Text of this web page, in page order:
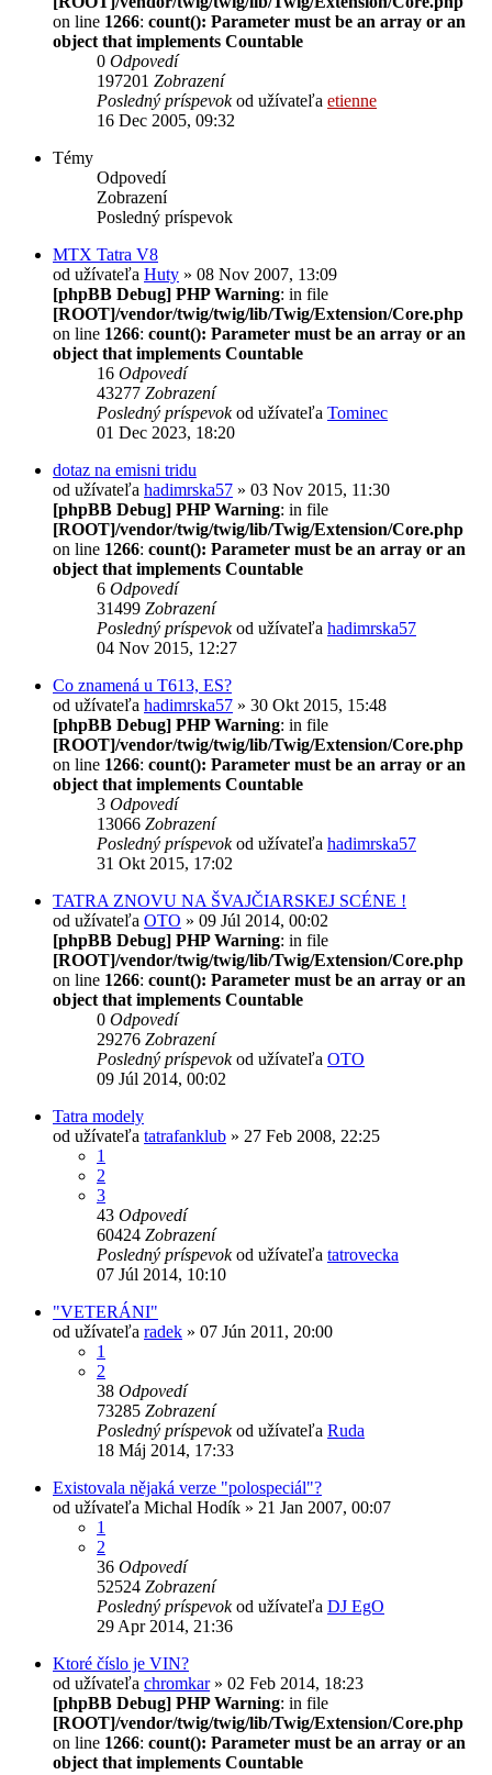
on line 1266: count(): Parameter must be an array or an
object that implements Countable
0 Odpovedí
197201 Zobrazení
Posledný príspevokod užívateľa etienne
16 Dec 2005, 09:32
Témy
Odpovedí
Zobrazení
Posledný príspevok
MTX Tatra V8
od užívateľa Huty » 08 Nov 2007, 13:09
[phpBB Debug] PHP Warning: in file
[ROOT]/vendor/twig/twig/lib/Twig/Extension/Core.php
on line 1266: count(): Parameter must be an array or an
object that implements Countable
16 Odpovedí
43277 Zobrazení
Posledný príspevokod užívateľa Tominec
01 Dec 2023, 18:20
dotaz na emisni tridu
od užívateľa hadimrska57 » 03 Nov 2015, 11:30
[phpBB Debug] PHP Warning: in file
[ROOT]/vendor/twig/twig/lib/Twig/Extension/Core.php
on line 1266: count(): Parameter must be an array or an
object that implements Countable
6 Odpovedí
31499 Zobrazení
Posledný príspevokod užívateľa hadimrska57
04 Nov 2015, 12:27
Co znamená u T613, ES?
od užívateľa hadimrska57 » 30 Okt 2015, 15:48
[phpBB Debug] PHP Warning: in file
[ROOT]/vendor/twig/twig/lib/Twig/Extension/Core.php
on line 1266: count(): Parameter must be an array or an
object that implements Countable
3 Odpovedí
13066 Zobrazení
Posledný príspevokod užívateľa hadimrska57
31 Okt 2015, 17:02
TATRA ZNOVU NA ŠVAJČIARSKEJ SCÉNE !
od užívateľa OTO » 09 Júl 2014, 00:02
[phpBB Debug] PHP Warning: in file
[ROOT]/vendor/twig/twig/lib/Twig/Extension/Core.php
on line 1266: count(): Parameter must be an array or an
object that implements Countable
0 Odpovedí
29276 Zobrazení
Posledný príspevokod užívateľa OTO
09 Júl 2014, 00:02
Tatra modely
od užívateľa tatrafanklub » 27 Feb 2008, 22:25
1
2
3
43 Odpovedí
60424 Zobrazení
Posledný príspevokod užívateľa tatrovecka
07 Júl 2014, 10:10
"VETERÁNI"
od užívateľa radek » 07 Jún 2011, 20:00
1
2
38 Odpovedí
73285 Zobrazení
Posledný príspevokod užívateľa Ruda
18 Máj 2014, 17:33
Existovala nějaká verze "polospeciál"?
od užívateľa Michal Hodík » 21 Jan 2007, 00:07
1
2
36 Odpovedí
52524 Zobrazení
Posledný príspevokod užívateľa DJ EgO
29 Apr 2014, 21:36
Ktoré číslo je VIN?
od užívateľa chromkar» 02 Feb 2014, 18:23
[phpBB Debug] PHP Warning: in file
[ROOT]/vendor/twig/twig/lib/Twig/Extension/Core.php
on line 1266: count(): Parameter must be an array or an
object that implements Countable